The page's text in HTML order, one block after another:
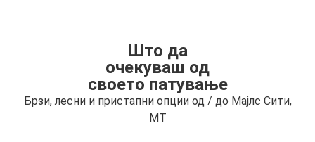
Што да
очекуваш од
своето патување
Брзи, лесни и пристапни опции од / до Мајлс Сити,
MT